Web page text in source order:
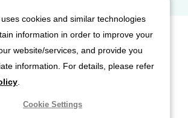
利用規約
クッキー（Cookie）ポリシー
ーシャルメディア利用規約
cookies and similar technologies
information in order to improve your
website/services, and provide you
information. For details, please refer
Cookie Settings